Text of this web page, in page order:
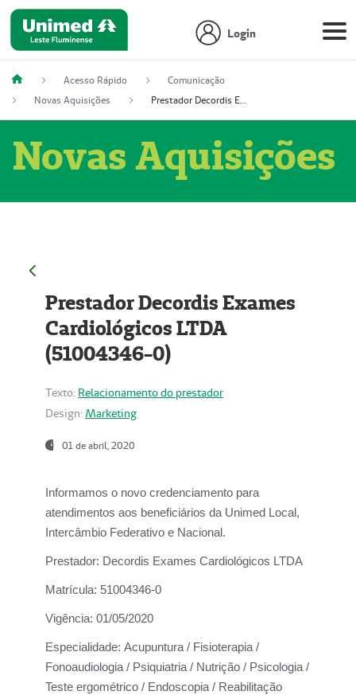
Login
Acesso Rápido
Comunicação
Novas Aquisições
Prestador Decordis Exames Cardiológicos LTDA (51004346-0)
Novas Aquisições
Prestador Decordis Exames
Cardiológicos LTDA
(51004346-0)
Texto: Relacionamento do prestador
Design: Marketing
01 de abril, 2020
Informamos o novo credenciamento para
atendimentos aos beneficiários da Unimed Local,
Intercâmbio Federativo e Nacional.
Prestador: Decordis Exames Cardiológicos LTDA
Matrícula: 51004346-0
Vigência: 01/05/2020
Especialidade: Acupuntura / Fisioterapia /
Fonoaudiologia / Psiquiatria / Nutrição / Psicologia /
Teste ergométrico / Endoscopia / Reabilitação